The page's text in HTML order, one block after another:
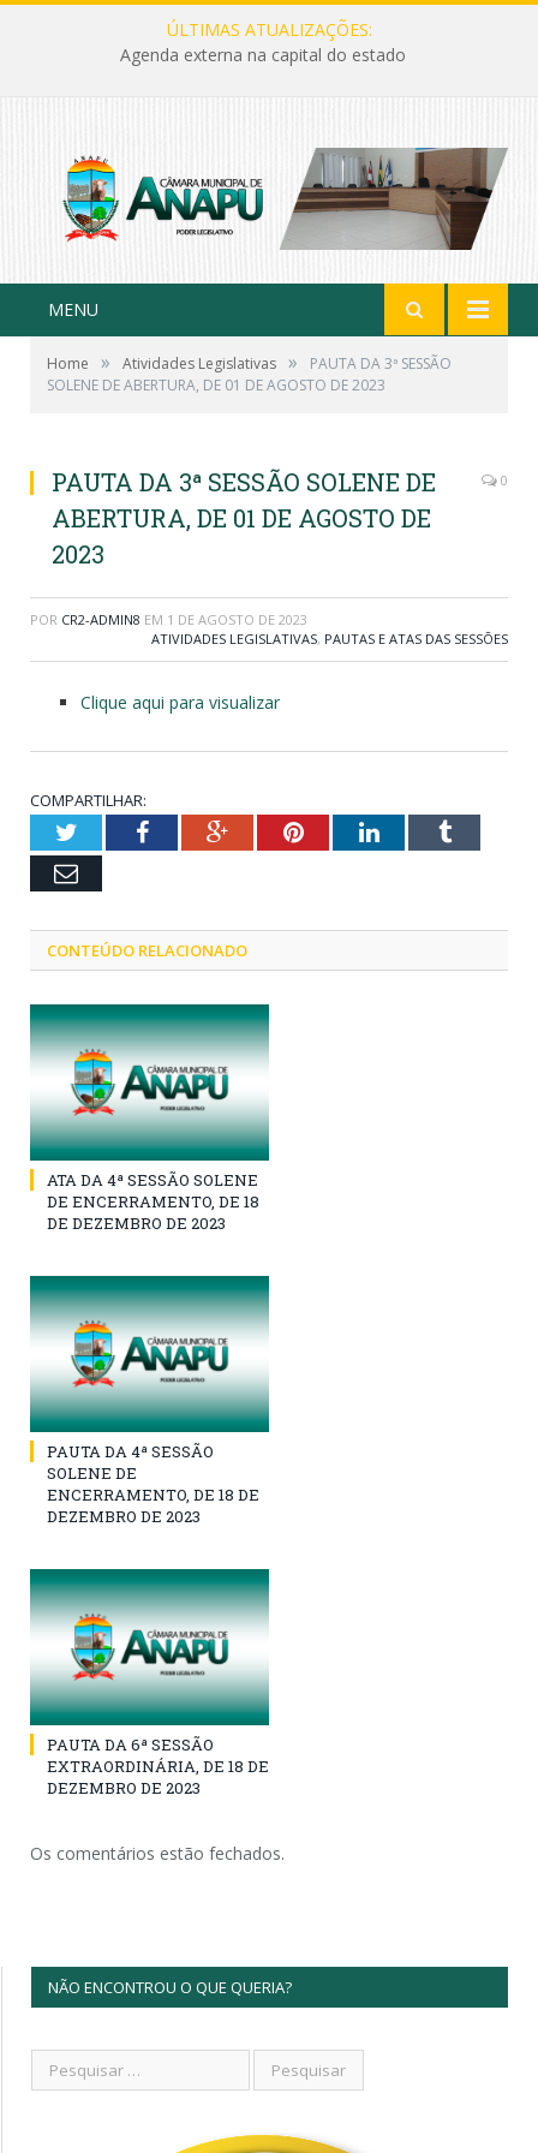
ÚLTIMAS ATUALIZAÇÕES:
Agenda externa na capital do estado
MENU
Home » Atividades Legislativas »
PAUTA DA 3ª SESSÃO
SOLENE DE ABERTURA, DE 01 DE AGOSTO DE 2023
PAUTA DA 3ª SESSÃO SOLENE DE
ABERTURA, DE 01 DE AGOSTO DE
2023
0
POR CR2-ADMIN8 EM 1 DE AGOSTO DE 2023
ATIVIDADES LEGISLATIVAS, PAUTAS E ATAS DAS SESSÕES
Clique aqui para visualizar
COMPARTILHAR:
TwitterFacebookGoogle+PinterestLinkedInTumblr
Email
CONTEÚDO RELACIONADO
ATA DA 4ª SESSÃO SOLENE
DE ENCERRAMENTO, DE 18
DE DEZEMBRO DE 2023
PAUTA DA 4ª SESSÃO
SOLENE DE
ENCERRAMENTO, DE 18 DE
DEZEMBRO DE 2023
PAUTA DA 6ª SESSÃO
EXTRAORDINÁRIA, DE 18 DE
DEZEMBRO DE 2023
Os comentários estão fechados.
NÃO ENCONTROU O QUE QUERIA?